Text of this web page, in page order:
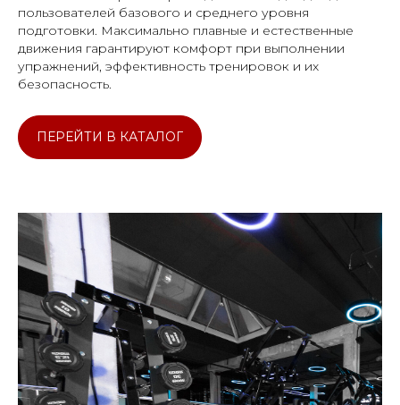
пользователей базового и среднего уровня
подготовки. Максимально плавные и естественные
движения гарантируют комфорт при выполнении
упражнений, эффективность тренировок и их
безопасность.
ПЕРЕЙТИ В КАТАЛОГ